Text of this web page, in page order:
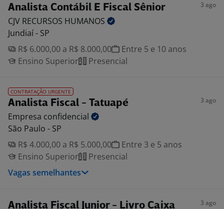
Analista Contábil E Fiscal Sênior 3 ago
CJV RECURSOS HUMANOS
Jundiaí - SP
R$ 6.000,00 a R$ 8.000,00
Entre 5 e 10 anos
Ensino Superior
Presencial
CONTRATAÇÃO URGENTE
Analista Fiscal - Tatuapé 3 ago
Empresa confidencial
São Paulo - SP
R$ 4.000,00 a R$ 5.000,00
Entre 3 e 5 anos
Ensino Superior
Presencial
Vagas semelhantes
Analista Fiscal Junior - Livro Caixa 3 ago